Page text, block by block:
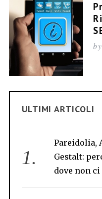
by
ULTIMI ARTICOLI
Pareidolia,
Gestalt:
dove non ci